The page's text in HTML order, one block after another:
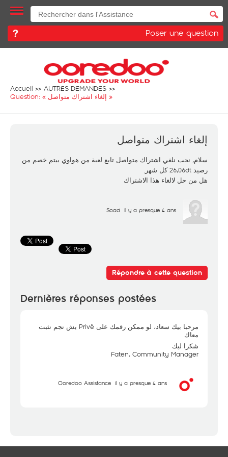
Poser une question
Accueil
AUTRES DEMANDES
Question: « إلغاء اشتراك متواصل »
إلغاء اشتراك متواصل
سلام, نحب نلغي اشتراك متواصل تابع لعبة من هواوي بيتم خصم من
رصيد 26,06dt كل شهر.
هل من حل لالغاء هذا الاشتراك
Soad il y a presque 4 ans
Répondre à cette question
Dernières réponses postées
مرحبا بيك سعاد، لو ممكن رقمك على Privé بش نجم نثبت
معاك
شكرا ليك
Faten, Community Manager
Ooredoo Assistance il y a presque 4 ans